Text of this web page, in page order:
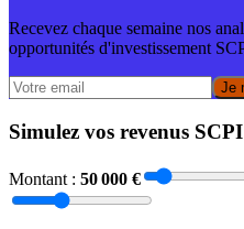
Recevez chaque semaine nos
opportunités d'investissement
Je
Simulez vos revenus SCPI
Montant : 50 000 €